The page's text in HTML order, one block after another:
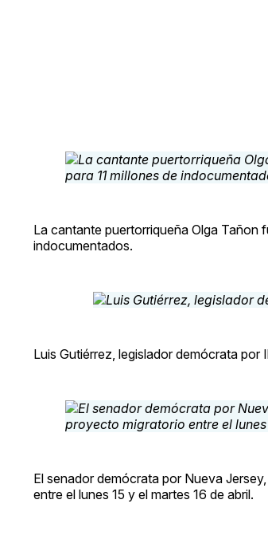
La cantante puertorriqueña Olga Tañon
indocumentados.
Luis Gutiérrez, legislador demócrata
El senador demócrata por Nueva
entre el lunes 15 y el martes 16 de abril.